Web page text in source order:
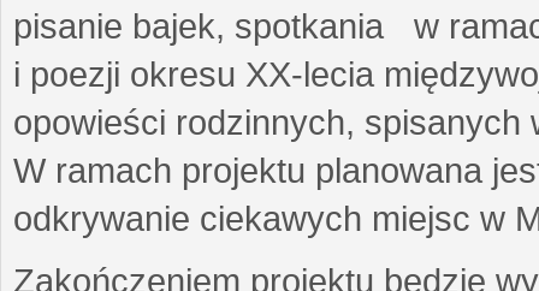
pisanie bajek, spotkania w
i poezji okresu XX-lecia
opowieści rodzinnych,
W ramach projektu planowana
odkrywanie ciekawych miejsc w
Zakończeniem projektu będzie